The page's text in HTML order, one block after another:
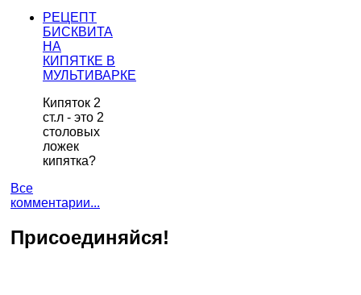
РЕЦЕПТ
БИСКВИТА
НА
КИПЯТКЕ В
МУЛЬТИВАРКЕ
Кипяток 2
ст.л - это 2
столовых
ложек
кипятка?
Все
комментарии...
Присоединяйся!